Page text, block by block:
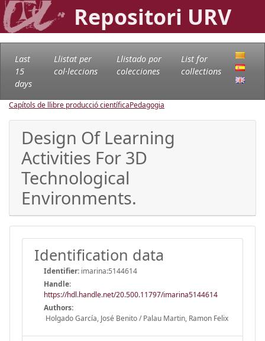
Repositori URV
Last
15
days
Llistat per
col·leccions
Llistado por
colecciones
List for
collections
Capítols de llibre producció científicaPedagogia
Design Of Learning
Activities For 3D
Technological
Environments.
Identification data
Identifier: imarina:5144614
Handle:
https://hdl.handle.net/20.500.11797/imarina5144614
Authors:
Holgado García, José Benito / Palau Martin, Ramon Felix